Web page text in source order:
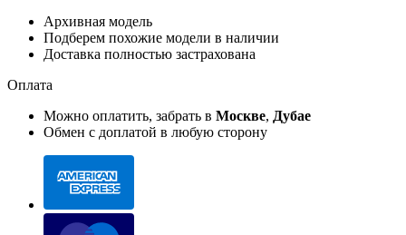
Архивная модель
Подберем похожие модели в наличии
Доставка полностью застрахована
Оплата
Можно оплатить, забрать в Москве, Дубае
Обмен с доплатой в любую сторону